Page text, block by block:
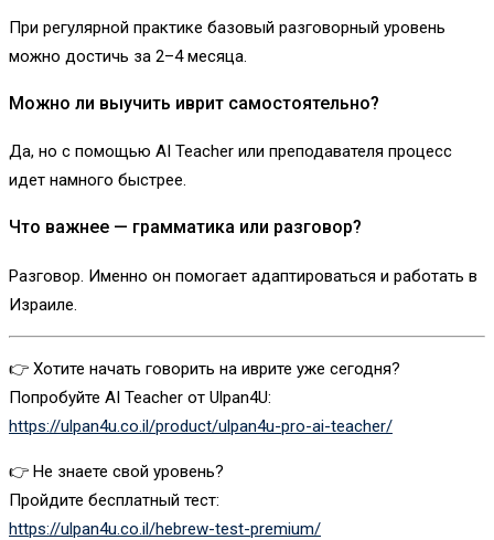
При регулярной практике базовый разговорный уровень
можно достичь за 2–4 месяца.
Можно ли выучить иврит самостоятельно?
Да, но с помощью AI Teacher или преподавателя процесс
идет намного быстрее.
Что важнее — грамматика или разговор?
Разговор. Именно он помогает адаптироваться и работать в
Израиле.
👉 Хотите начать говорить на иврите уже сегодня?
Попробуйте AI Teacher от Ulpan4U:
https://ulpan4u.co.il/product/ulpan4u-pro-ai-teacher/
👉 Не знаете свой уровень?
Пройдите бесплатный тест:
https://ulpan4u.co.il/hebrew-test-premium/